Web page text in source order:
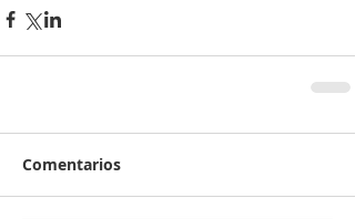
Comentarios